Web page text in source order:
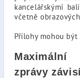
kancelářskými
včetně
Přílohy mohou
zprávy